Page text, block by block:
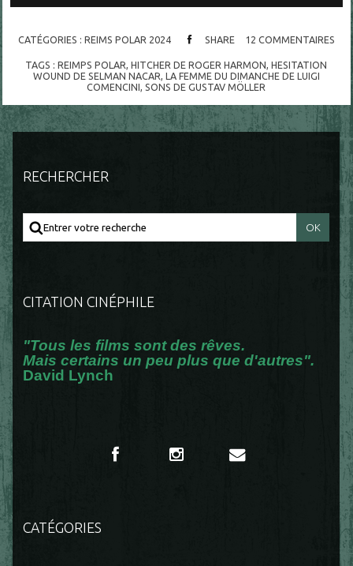
CATÉGORIES : REIMS POLAR 2024 SHARE 12 COMMENTAIRES
TAGS :REIMPS POLAR,HITCHER DE ROGER HARMON,HESITATION
WOUND DE SELMAN NACAR, LA FEMME DU DIMANCHE DE LUIGI
COMENCINI,SONS DE GUSTAV MÖLLER
RECHERCHER
CITATION CINÉPHILE
"Tous les films sont des rêves.
Mais certains un peu plus que d'autres".
David Lynch
CATÉGORIES